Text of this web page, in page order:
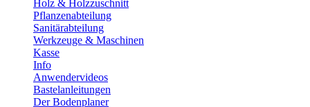
Holz & Holzzuschnitt
Pflanzenabteilung
Sanitärabteilung
Werkzeuge & Maschinen
Kasse
Info
Anwendervideos
Bastelanleitungen
Der Bodenplaner